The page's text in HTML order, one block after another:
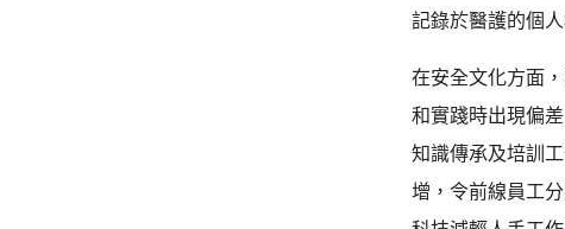
記錄於醫護的個人
在安全文化方面
和實踐時出現偏
知識傳承及培訓
增，令前線員工